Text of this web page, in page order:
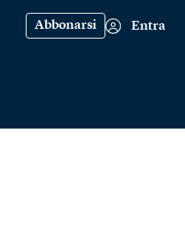
Abbonarsi Entra